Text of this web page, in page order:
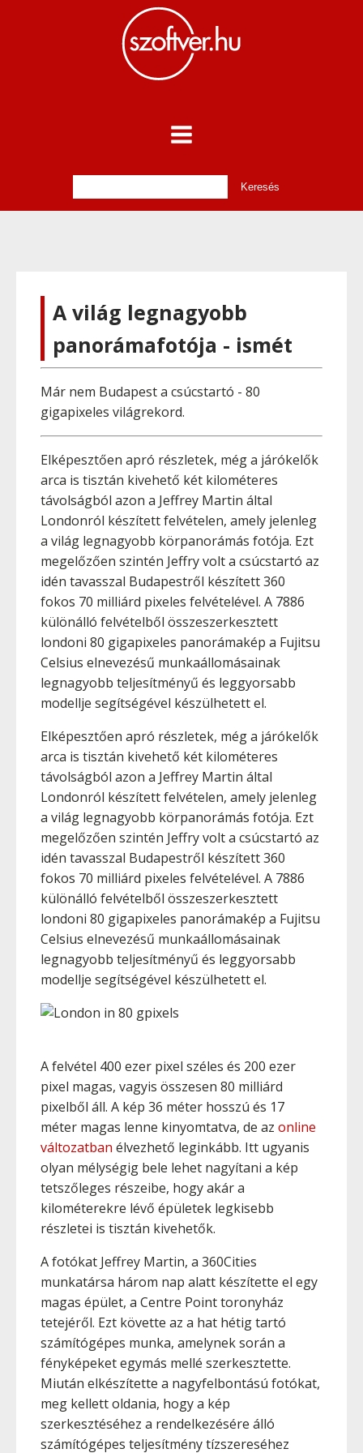
A világ legnagyobb
panorámafotója - ismét
Már nem Budapest a csúcstartó - 80
gigapixeles világrekord.
Elképesztően apró részletek, még a járókelők
arca is tisztán kivehető két kilométeres
távolságból azon a Jeffrey Martin által
Londonról készített felvételen, amely jelenleg
a világ legnagyobb körpanorámás fotója. Ezt
megelőzően szintén Jeffry volt a csúcstartó az
idén tavasszal Budapestről készített 360
fokos 70 milliárd pixeles felvételével. A 7886
különálló felvételből összeszerkesztett
londoni 80 gigapixeles panorámakép a Fujitsu
Celsius elnevezésű munkaállomásainak
legnagyobb teljesítményű és leggyorsabb
modellje segítségével készülhetett el.
Elképesztően apró részletek, még a járókelők
arca is tisztán kivehető két kilométeres
távolságból azon a Jeffrey Martin által
Londonról készített felvételen, amely jelenleg
a világ legnagyobb körpanorámás fotója. Ezt
megelőzően szintén Jeffry volt a csúcstartó az
idén tavasszal Budapestről készített 360
fokos 70 milliárd pixeles felvételével. A 7886
különálló felvételből összeszerkesztett
londoni 80 gigapixeles panorámakép a Fujitsu
Celsius elnevezésű munkaállomásainak
legnagyobb teljesítményű és leggyorsabb
modellje segítségével készülhetett el.
A felvétel 400 ezer pixel széles és 200 ezer
pixel magas, vagyis összesen 80 milliárd
pixelből áll. A kép 36 méter hosszú és 17
méter magas lenne kinyomtatva, de az online
változatban élvezhető leginkább. Itt ugyanis
olyan mélységig bele lehet nagyítani a kép
tetszőleges részeibe, hogy akár a
kilométerekre lévő épületek legkisebb
részletei is tisztán kivehetők.
A fotókat Jeffrey Martin, a 360Cities
munkatársa három nap alatt készítette el egy
magas épület, a Centre Point toronyház
tetejéről. Ezt követte az a hat hétig tartó
számítógépes munka, amelynek során a
fényképeket egymás mellé szerkesztette.
Miután elkészítette a nagyfelbontású fotókat,
meg kellett oldania, hogy a kép
szerkesztéséhez a rendelkezésére álló
számítógépes teljesítmény tízszereséhez